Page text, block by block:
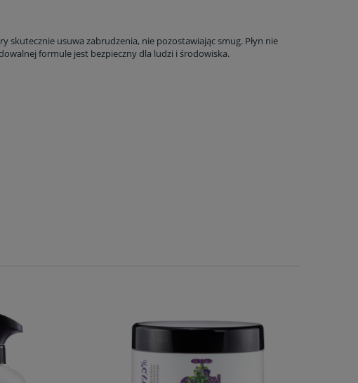
usuwa zabrudzenia, nie pozostawiając smug. Płyn nie
formule jest bezpieczny dla ludzi i środowiska.